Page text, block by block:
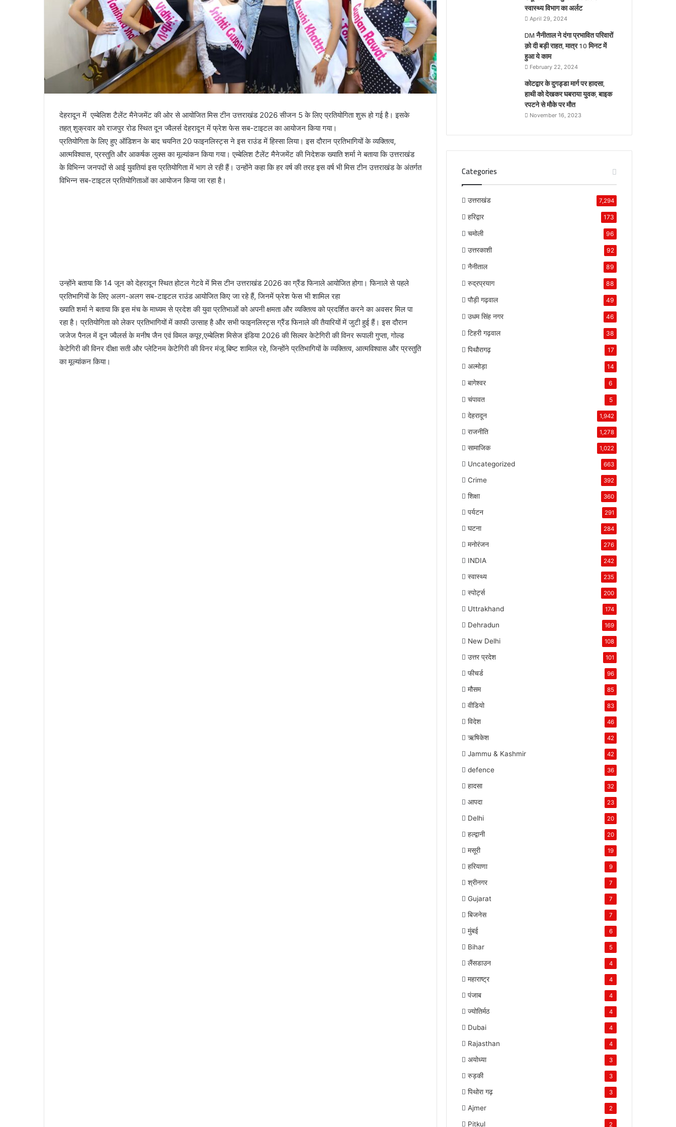
देहरादून में एम्बेलिश टैलेंट मैनेजमेंट की ओर से आयोजित मिस टीन उत्तराखंड 2026 सीजन 5 के लिए प्रतियोगिता शुरू हो गई है। इसके
तहत् शुक्रवार को राजपुर रोड स्थित दून ज्वैलर्स देहरादून में फ्रेश फेस सब-टाइटल का आयोजन किया गया।
प्रतियोगिता के लिए हुए ऑडिशन के बाद चयनित 20 फाइनलिस्ट्स ने इस राउंड में हिस्सा लिया। इस दौरान प्रतिभागियों के व्यक्तित्व,
आत्मविश्वास, प्रस्तुति और आकर्षक लुक्स का मूल्यांकन किया गया। एम्बेलिश टैलेंट मैनेजमेंट की निदेशक ख्याति शर्मा ने बताया कि उत्तराखंड
के विभिन्न जनपदों से आई युवतियां इस प्रतियोगिता में भाग ले रही हैं। उन्होंने कहा कि हर वर्ष की तरह इस वर्ष भी मिस टीन उत्तराखंड के अंतर्गत
विभिन्न सब-टाइटल प्रतियोगिताओं का आयोजन किया जा रहा है।
उन्होंने बताया कि 14 जून को देहरादून स्थित होटल गेटवे में मिस टीन उत्तराखंड 2026 का ग्रैंड फिनाले आयोजित होगा। फिनाले से पहले
प्रतिभागियों के लिए अलग-अलग सब-टाइटल राउंड आयोजित किए जा रहे हैं, जिनमें फ्रेश फेस भी शामिल रहा
ख्याति शर्मा ने बताया कि इस मंच के माध्यम से प्रदेश की युवा प्रतिभाओं को अपनी क्षमता और व्यक्तित्व को प्रदर्शित करने का अवसर मिल पा
रहा है। प्रतियोगिता को लेकर प्रतिभागियों में काफी उत्साह है और सभी फाइनलिस्ट्स ग्रैंड फिनाले की तैयारियों में जुटी हुई हैं। इस दौरान
जजेज पैनल में दून ज्वैलर्स के मनीष जैन एवं विमल कपूर,एम्बेलिश मिसेज इंडिया 2026 की सिल्वर केटेगिरी की विनर रूपाली गुप्ता, गोल्ड
केटेगिरी की विनर दीक्षा सती और प्लेटिनम केटेगिरी की विनर मंजू बिष्ट शामिल रहे, जिन्होंने प्रतिभागियों के व्यक्तित्व, आत्मविश्वास और प्रस्तुति
का मूल्यांकन किया।
स्वास्थ्य विभाग का अर्लट
April 29, 2024
DM नैनीताल ने दंगा प्रभावित परिवारों
क़ो दी बड़ी राहत, मात्र 10 मिनट में
हुआ ये काम
February 22, 2024
कोटद्वार के दुगड्डा मार्ग पर हादसा,
हाथी को देखकर घबराया युवक, बाइक
रपटने से मौके पर मौत
November 16, 2023
Categories
उत्तराखंड 7,294
हरिद्वार 173
चमोली 96
उत्तरकाशी 92
नैनीताल 89
रुद्रप्रयाग 88
पौड़ी गढ़वाल 49
उधम सिंह नगर 46
टिहरी गढ़वाल 38
पिथौरागढ़ 17
अल्मोड़ा 14
बागेश्वर 6
चंपावत 5
देहरादून 1,942
राजनीति 1,278
सामाजिक 1,022
Uncategorized 663
Crime 392
शिक्षा 360
पर्यटन 291
घटना 284
मनोरंजन 276
INDIA 242
स्वास्थ्य 235
स्पोर्ट्स 200
Uttrakhand 174
Dehradun 169
New Delhi 108
उत्तर प्रदेश 101
फीचर्ड 96
मौसम 85
वीडियो 83
विदेश 46
ऋषिकेश 42
Jammu & Kashmir 42
defence 36
हादसा 32
आपदा 23
Delhi 20
हल्द्वानी 20
मसूरी 19
हरियाणा 9
श्रीनगर 7
Gujarat 7
बिजनेस 7
मुंबई 6
Bihar 5
लैंसडाउन 4
महाराष्ट्र 4
पंजाब 4
ज्योतिर्मठ 4
Dubai 4
Rajasthan 4
अयोध्या 3
रुड़की 3
पिथोरा गढ़ 3
Ajmer 2
Pitkul 2